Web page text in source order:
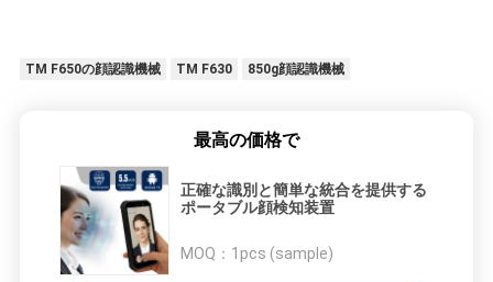
TM F650の顔認識機械 TM F630 850g顔認識機械
最高の価格で
正確な識別と簡単な統合を提供する
ポータブル顔検知装置
MOQ： 1pcs (sample)